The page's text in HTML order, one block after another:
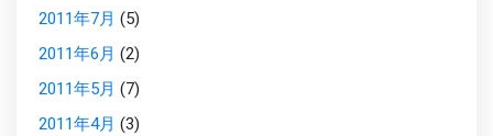
2011年7月 (5)
2011年6月 (2)
2011年5月 (7)
2011年4月 (3)